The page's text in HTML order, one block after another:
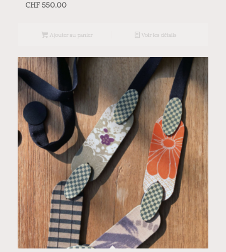
CHF550.00
Ajouter au panier Voir les détails